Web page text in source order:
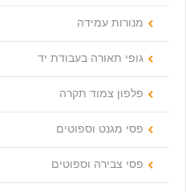
מנורות עמידה
גופי תאורה בעבודת יד
פלפון צמוד תקרה
פסי מגנט וספוטים
פסי צבירה וספוטים